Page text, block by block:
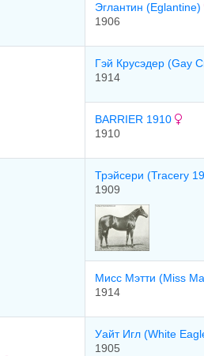
Эглантин (Eglantine)
1906
Гэй Крусэдер (Gay
1914
BARRIER 1910
1910
Трэйсери (Tracery
1909
Мисс Мэтти (Miss
1914
Уайт Игл (White
1905